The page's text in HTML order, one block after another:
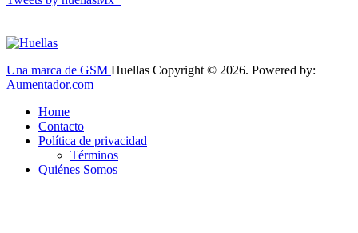
Una marca de GSM Huellas Copyright © 2026. Powered by:
Aumentador.com
Home
Contacto
Política de privacidad
Términos
Quiénes Somos